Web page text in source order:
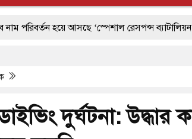
হয়ে আসছে ‘স্পেশাল রেসপন্স ব্যাটালিয়ন
ব্ল্যাকআউটের কঠোর হুঁশিয়ারি ইরানের
দক্ষিণ কোরিয়ার বন্দি ২৫ শতাংশ বেড়েছে
জুমার বয়ান ও নামাজ পড়াবেন দেওবন্দের মুহতামিম
দুর্ঘটনা: উদ্ধার